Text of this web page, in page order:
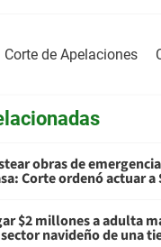
Corte de Apelaciones
obras de
Corte ordenó actuar a
$2 millones a adulta
navideño de una